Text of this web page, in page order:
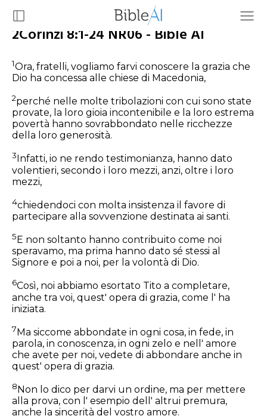
2Corinzi 8:1-24 NR06 - Bible AI
1Ora, fratelli, vogliamo farvi conoscere la grazia che
Dio ha concessa alle chiese di Macedonia,
2perché nelle molte tribolazioni con cui sono state
provate, la loro gioia incontenibile e la loro estrema
povertà hanno sovrabbondato nelle ricchezze
della loro generosità.
3 Infatti, io ne rendo testimonianza, hanno dato
volentieri, secondo i loro mezzi, anzi, oltre i loro
mezzi,
4chiedendoci con molta insistenza il favore di
partecipare alla sovvenzione destinata ai santi.
5 E non soltanto hanno contribuito come noi
speravamo, ma prima hanno dato sé stessi al
Signore e poi a noi, per la volontà di Dio.
6Così, noi abbiamo esortato Tito a completare,
anche tra voi, quest' opera di grazia, come l' ha
iniziata.
7Ma siccome abbondate in ogni cosa, in fede, in
parola, in conoscenza, in ogni zelo e nell' amore
che avete per noi, vedete di abbondare anche in
quest' opera di grazia.
8 Non lo dico per darvi un ordine, ma per mettere
alla prova, con l' esempio dell' altrui premura,
anche la sincerità del vostro amore.